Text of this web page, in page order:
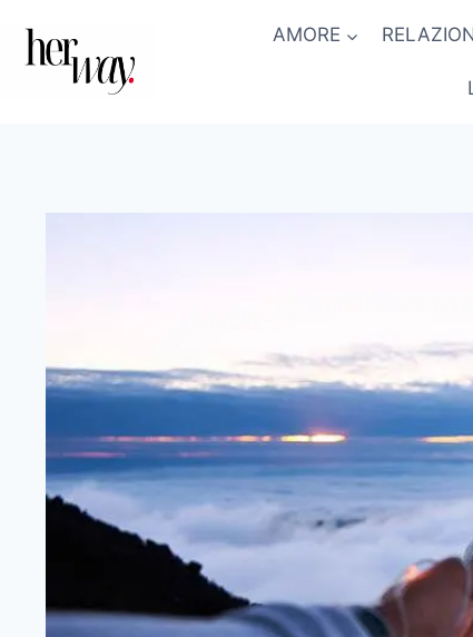
contenuto
AMORE